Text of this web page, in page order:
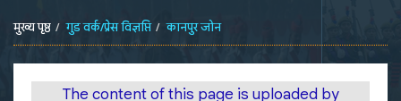
मुख्य पृष्ठ गुड वर्क/प्रेस विज्ञप्ति कानपुर जोन
The content of this page is uploaded by